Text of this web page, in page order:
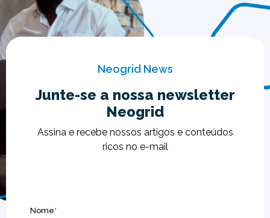
Neogrid News
Junte-se a nossa newsletter
Neogrid
Assina e recebe nossos artigos e conteúdos
ricos no e-mail